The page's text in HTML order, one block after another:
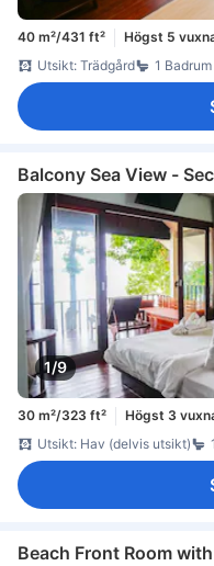
40 m²/431 ft² Högst 5
Utsikt: Trädgård
1 Badrum
Balcony Sea View -
1/9
30 m²/323 ft² Högst 3
Utsikt: Hav (delvis utsikt)
Beach Front Room